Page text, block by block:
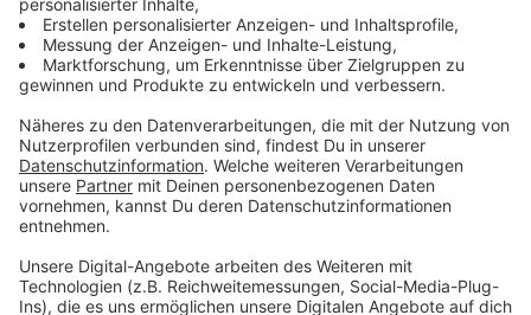
Möglichkeit, mehrere Unternehmen hintereinander
kennenzulernen. Dies ist nicht nur für mögliche
Praktikanten von Vorteil, sondern auch für
Nachwuchskräften sind. Sie können sich ebenfalls auf
der Plattform registrieren und Praktikumsplätze
anbieten. Besonders geeignet ist die Plattform für
Schülerinnen und Schüler, die noch unsicher sind,
Durch die Möglichkeit, verschiedene Berufe in kurzer
Zeit zu erkunden, erhält man wertvolle Einblicke und